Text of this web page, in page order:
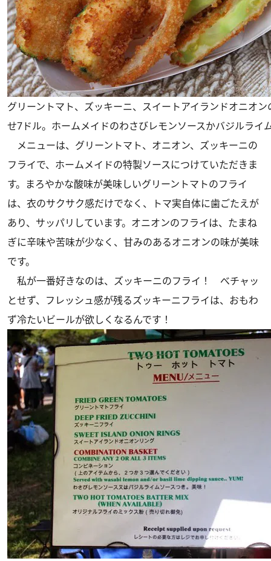
グリーントマト、ズッキーニ、スイートアイランドオニオ
せ7ドル。ホームメイドのわさびレモンソースかバジルライ
メニューは、グリーントマト、オニオン、ズッキーニの
フライで、ホームメイドの特製ソースにつけていただきま
す。まろやかな酸味が美味しいグリーントマトのフライ
は、衣のサクサク感だけでなく、トマ実自体に歯ごたえが
あり、サッパリしています。オニオンのフライは、たまね
ぎに辛味や苦味が少なく、甘みのあるオニオンの味が美味
です。
私が一番好きなのは、ズッキーニのフライ！ べチャッ
とせず、フレッシュ感が残るズッキーニフライは、おもわ
ず冷たいビールが欲しくなるんです！